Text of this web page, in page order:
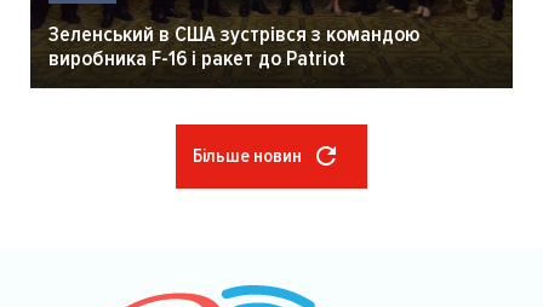
Зеленський в США зустрівся з командою
виробника F-16 і ракет до Patriot
Більше новин